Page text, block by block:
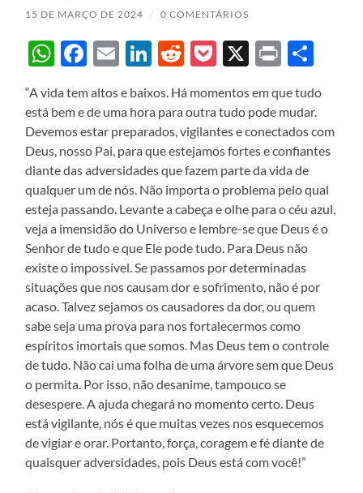
15 DE MARÇO DE 2024 / 0 COMENTÁRIOS
WhatsApp
Facebook
EmailLinkedIn
Reddit
Pocket
X Print
“A vida tem altos e baixos. Há momentos em que tudo
está bem e de uma hora para outra tudo pode mudar.
Devemos estar preparados, vigilantes e conectados com
Deus, nosso Pai, para que estejamos fortes e confiantes
diante das adversidades que fazem parte da vida de
qualquer um de nós. Não importa o problema pelo qual
esteja passando. Levante a cabeça e olhe para o céu azul,
veja a imensidão do Universo e lembre-se que Deus é o
Senhor de tudo e que Ele pode tudo. Para Deus não
existe o impossível. Se passamos por determinadas
situações que nos causam dor e sofrimento, não é por
acaso. Talvez sejamos os causadores da dor, ou quem
sabe seja uma prova para nos fortalecermos como
espíritos imortais que somos. Mas Deus tem o controle
de tudo. Não cai uma folha de uma árvore sem que Deus
o permita. Por isso, não desanime, tampouco se
desespere. A ajuda chegará no momento certo. Deus
está vigilante, nós é que muitas vezes nos esquecemos
de vigiar e orar. Portanto, força, coragem e fé diante de
quaisquer adversidades, pois Deus está com você!”